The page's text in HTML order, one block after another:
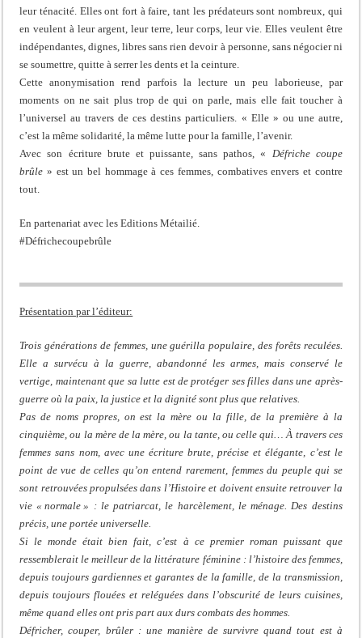
leur ténacité. Elles ont fort à faire, tant les prédateurs sont nombreux, qui
en veulent à leur argent, leur terre, leur corps, leur vie. Elles veulent être
indépendantes, dignes, libres sans rien devoir à personne, sans négocier ni
se soumettre, quitte à serrer les dents et la ceinture.
Cette anonymisation rend parfois la lecture un peu laborieuse, par
moments on ne sait plus trop de qui on parle, mais elle fait toucher à
l’universel au travers de ces destins particuliers. « Elle » ou une autre,
c’est la même solidarité, la même lutte pour la famille, l’avenir.
Avec son écriture brute et puissante, sans pathos, « Défriche coupe
brûle » est un bel hommage à ces femmes, combatives envers et contre
tout.
En partenariat avec les Editions Métailié.
#Défrichecoupebrûle
Présentation par l’éditeur:
Trois générations de femmes, une guérilla populaire, des forêts reculées.
Elle a survécu à la guerre, abandonné les armes, mais conservé le
vertige, maintenant que sa lutte est de protéger ses filles dans une après-
guerre où la paix, la justice et la dignité sont plus que relatives.
Pas de noms propres, on est la mère ou la fille, de la première à la
cinquième, ou la mère de la mère, ou la tante, ou celle qui… À travers ces
femmes sans nom, avec une écriture brute, précise et élégante, c’est le
point de vue de celles qu’on entend rarement, femmes du peuple qui se
sont retrouvées propulsées dans l’Histoire et doivent ensuite retrouver la
vie « normale » : le patriarcat, le harcèlement, le ménage. Des destins
précis, une portée universelle.
Si le monde était bien fait, c’est à ce premier roman puissant que
ressemblerait le meilleur de la littérature féminine : l’histoire des femmes,
depuis toujours gardiennes et garantes de la famille, de la transmission,
depuis toujours flouées et reléguées dans l’obscurité de leurs cuisines,
même quand elles ont pris part aux durs combats des hommes.
Défricher, couper, brûler : une manière de survivre quand tout est à